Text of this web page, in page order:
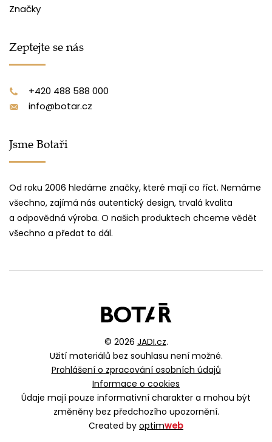
Značky
Zeptejte se nás
+420 488 588 000
info@botar.cz
Jsme Botaři
Od roku 2006 hledáme značky, které mají co říct. Nemáme
všechno, zajímá nás autentický design, trvalá kvalita
a odpovědná výroba. O našich produktech chceme vědět
všechno a předat to dál.
© 2026 JADI.cz.
Užití materiálů bez souhlasu není možné.
Prohlášení o zpracování osobních údajů
Informace o cookies
Údaje mají pouze informativní charakter a mohou být
změněny bez předchozího upozornění.
Created by optimweb